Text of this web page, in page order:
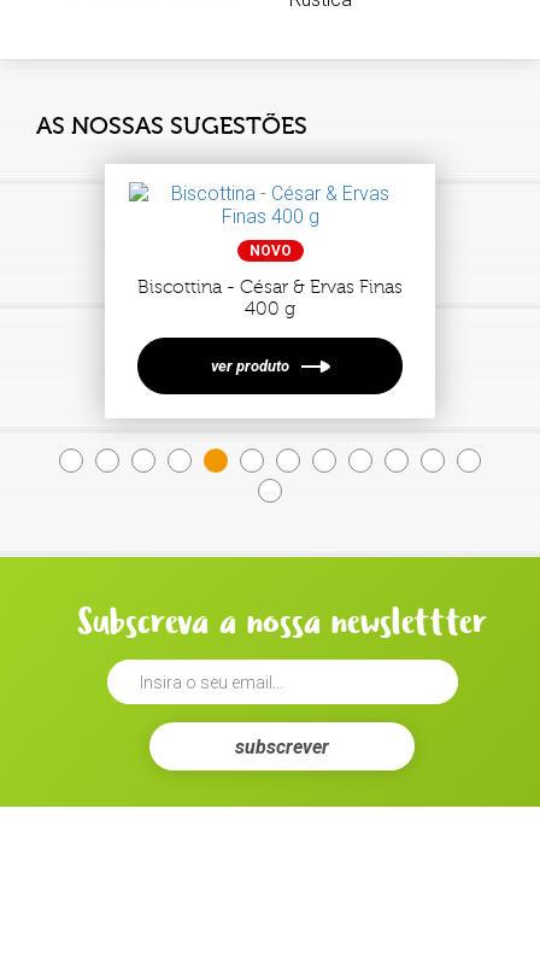
AS NOSSAS SUGESTÕES
NOVO
Biscottina - César & Ervas Finas
400 g
ver produto
Subscreva a nossa newslettter
subscrever